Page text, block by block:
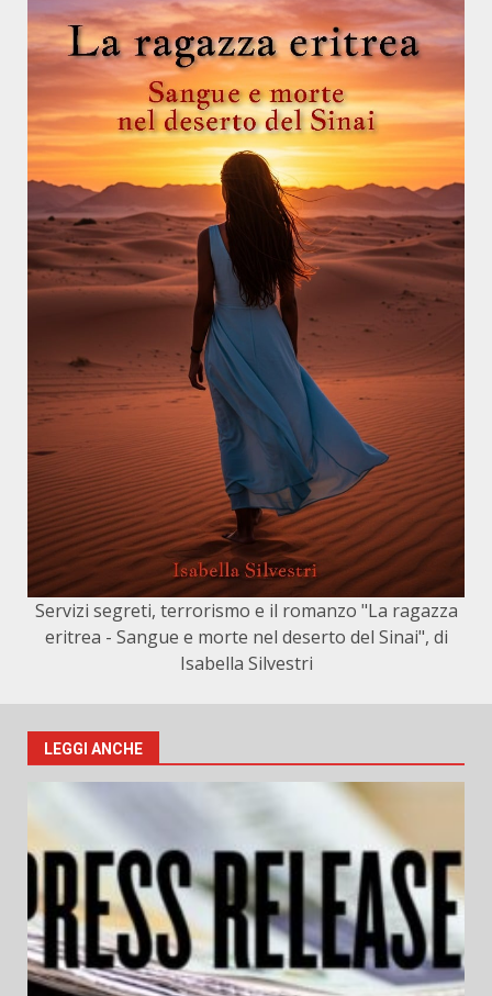
Servizi segreti, terrorismo e il romanzo "La ragazza
eritrea - Sangue e morte nel deserto del Sinai", di
Isabella Silvestri
LEGGI ANCHE